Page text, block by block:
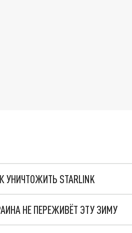
STARLINK
НЕ ПЕРЕЖИВЁТ ЭТУ ЗИМУ